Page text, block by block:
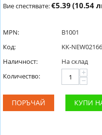
Вие спестявате:€5.39 (10.54
MPN:
B1001
Код:
KK-
Наличност:
На склад
Количество:
+
−
ПОРЪЧАЙ КУПИ